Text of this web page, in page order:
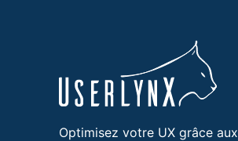
Optimisez votre UX grâce aux